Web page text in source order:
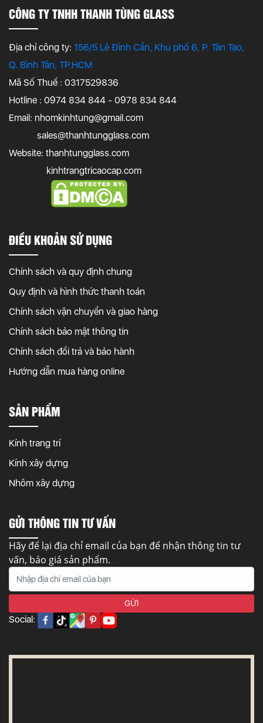
CÔNG TY TNHH THANH TÙNG GLASS
Địa chỉ công ty: 156/5 Lê Đình Cẩn, Khu phố 6, P. Tân Tạo,
Q. Bình Tân, TP.HCM
Mã Số Thuế : 0317529836
Hotline : 0974 834 844 - 0978 834 844
Email: nhomkinhtung@gmail.com
sales@thanhtungglass.com
Website: thanhtungglass.com
kinhtrangtricaocap.com
ĐIỀU KHOẢN SỬ DỤNG
Chính sách và quy định chung
Quy định và hình thức thanh toán
Chính sách vận chuyển và giao hàng
Chính sách bảo mật thông tin
Chính sách đổi trả và bảo hành
Hướng dẫn mua hàng online
SẢN PHẨM
Kính trang trí
Kính xây dựng
Nhôm xây dựng
GỬI THÔNG TIN TƯ VẤN
Hãy để lại địa chỉ email của bạn để nhận thông tin tư
vấn, báo giá sản phẩm.
Social: